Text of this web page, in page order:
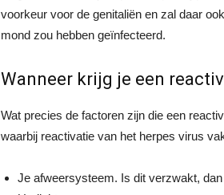
voorkeur voor de genitaliën en zal daar
mond zou hebben geïnfecteerd.
Wanneer krijg je een
Wat precies de factoren zijn die een
waarbij reactivatie van het herpes virus
Je afweersysteem. Is dit verzwakt,